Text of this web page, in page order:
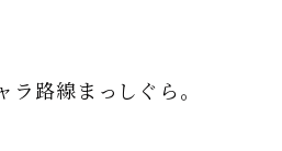
路線まっしぐら。